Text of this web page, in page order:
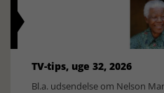
TV-tips, uge 32, 2026
Bl.a. udsendelse om Nelson